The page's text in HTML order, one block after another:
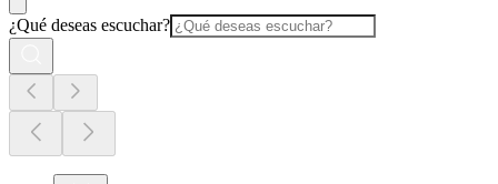
¿Qué deseas escuchar?